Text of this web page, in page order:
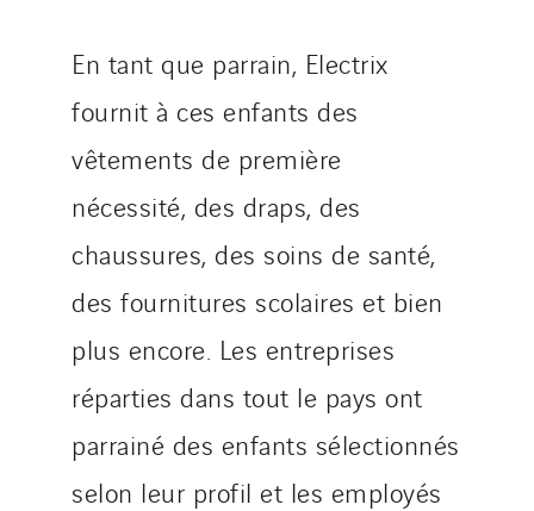
En tant que parrain, Electrix
fournit à ces enfants des
vêtements de première
nécessité, des draps, des
chaussures, des soins de santé,
des fournitures scolaires et bien
plus encore. Les entreprises
réparties dans tout le pays ont
parrainé des enfants sélectionnés
selon leur profil et les employés
Lucitea Atlantique
Manei Lift
Masselin Fabrication
Masselin Grand Ouest
Mobility Way
Monnier Entreprises
NAE-France
North West Projects
Omexom Technikforum
Omnidec
Paumier Industrie